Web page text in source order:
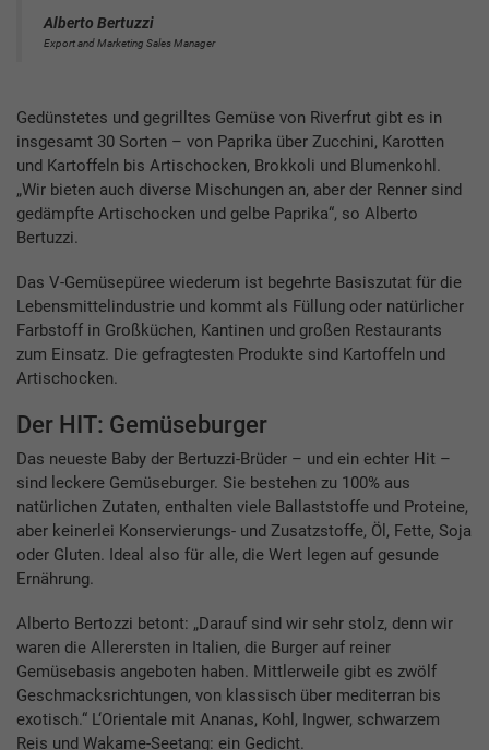
Alberto Bertuzzi
Export and Marketing Sales Manager
Gedünstetes und gegrilltes Gemüse von Riverfrut gibt es in
insgesamt 30 Sorten – von Paprika über Zucchini, Karotten
und Kartoffeln bis Artischocken, Brokkoli und Blumenkohl.
„Wir bieten auch diverse Mischungen an, aber der Renner sind
gedämpfte Artischocken und gelbe Paprika“, so Alberto
Bertuzzi.
Das V-Gemüsepüree wiederum ist begehrte Basiszutat für die
Lebensmittelindustrie und kommt als Füllung oder natürlicher
Farbstoff in Großküchen, Kantinen und großen Restaurants
zum Einsatz. Die gefragtesten Produkte sind Kartoffeln und
Artischocken.
Der HIT: Gemüseburger
Das neueste Baby der Bertuzzi-Brüder – und ein echter Hit –
sind leckere Gemüseburger. Sie bestehen zu 100% aus
natürlichen Zutaten, enthalten viele Ballaststoffe und Proteine,
aber keinerlei Konservierungs- und Zusatzstoffe, Öl, Fette, Soja
oder Gluten. Ideal also für alle, die Wert legen auf gesunde
Ernährung.
Alberto Bertozzi betont: „Darauf sind wir sehr stolz, denn wir
waren die Allerersten in Italien, die Burger auf reiner
Gemüsebasis angeboten haben. Mittlerweile gibt es zwölf
Geschmacksrichtungen, von klassisch über mediterran bis
exotisch.“ L‘Orientale mit Ananas, Kohl, Ingwer, schwarzem
Reis und Wakame-Seetang: ein Gedicht.